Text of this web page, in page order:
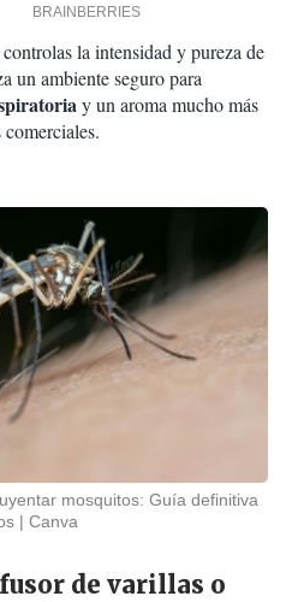
la intensidad y pureza de
un ambiente seguro para
y un aroma mucho más
mosquitos: Guía definitiva
Canva
de varillas o